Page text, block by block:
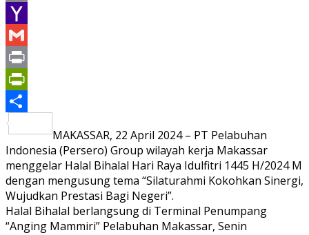
Email
Yahoo
Mail
Gmail
Print
PrintFriendly
MAKASSAR, 22 April 2024 – PT Pelabuhan
Indonesia (Persero) Group wilayah kerja Makassar
menggelar Halal Bihalal Hari Raya Idulfitri 1445 H/2024 M
dengan mengusung tema “Silaturahmi Kokohkan Sinergi,
Wujudkan Prestasi Bagi Negeri”.
Halal Bihalal berlangsung di Terminal Penumpang
“Anging Mammiri” Pelabuhan Makassar, Senin